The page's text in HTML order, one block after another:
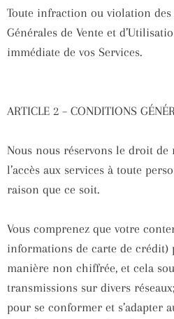
Toute infraction ou violation
Générales de Vente et
immédiate de vos Services.
ARTICLE 2 – CONDITIONS
Nous nous réservons le droit
l’accès aux services à toute
raison que ce soit.
Vous comprenez que votre
informations de carte de crédit)
manière non chiffrée, et cela
transmissions sur divers
pour se conformer et s’adapter